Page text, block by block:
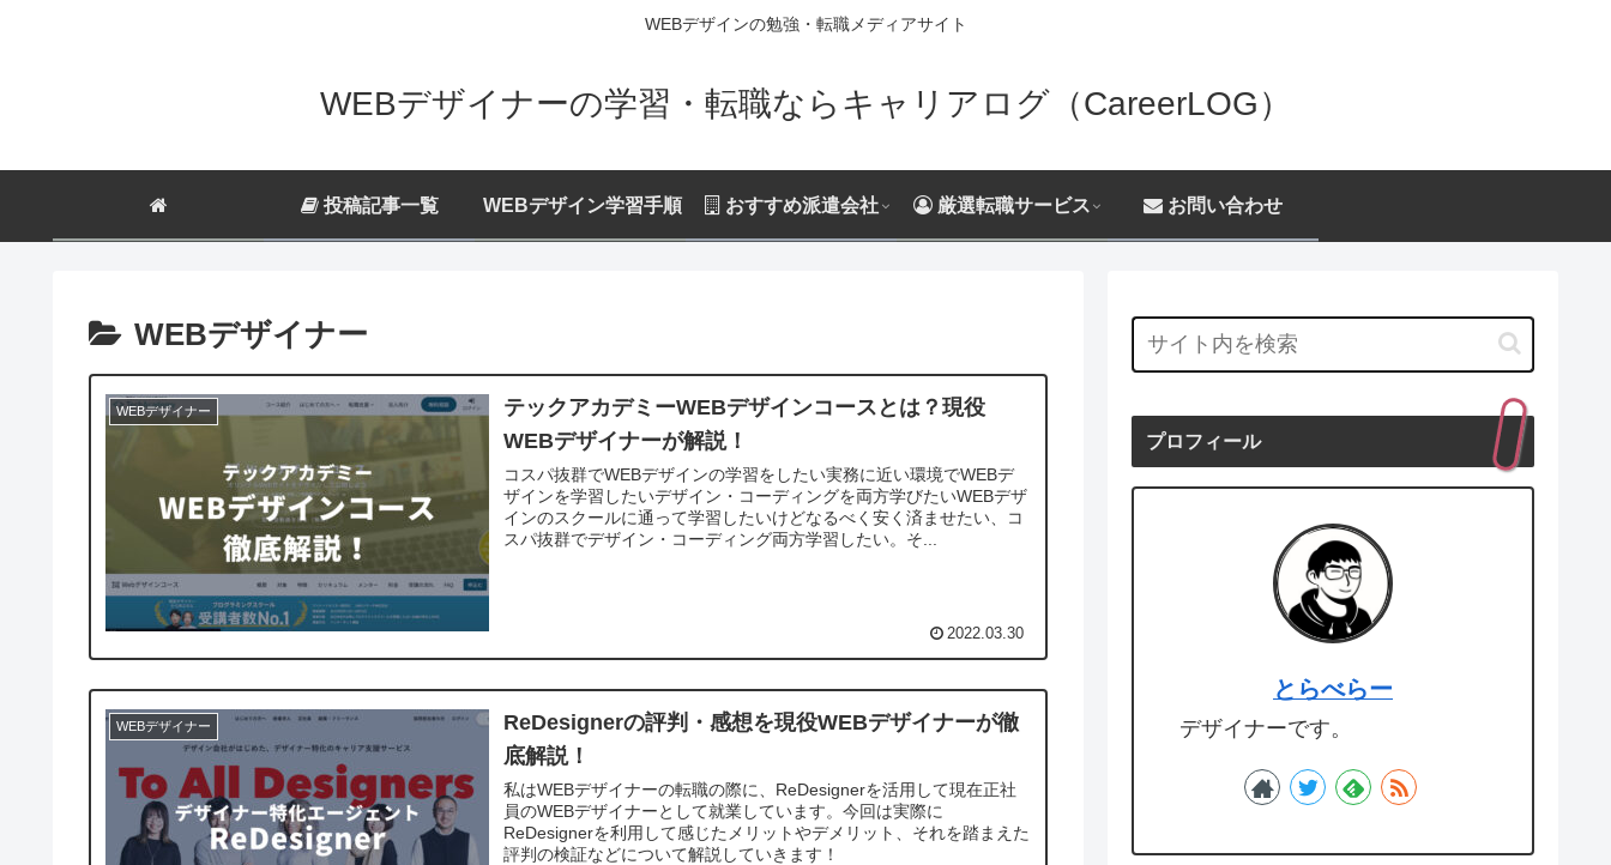
WEBデザインの勉強・転職メディアサイト
WEBデザイナーの学習・転職ならキャリアログ（CareerLOG）
投稿記事一覧 WEBデザイン学習手順 おすすめ派遣会社 厳選転職サービス お問い合わせ
WEBデザイナー
WEBデザイナー
テックアカデミーWEBデザインコースとは？現役
WEBデザイナーが解説！
コスパ抜群でWEBデザインの学習をしたい実務に近い環境でWEBデ
ザインを学習したいデザイン・コーディングを両方学びたいWEBデザ
インのスクールに通って学習したいけどなるべく安く済ませたい、コ
スパ抜群でデザイン・コーディング両方学習したい。そ...
2022.03.30
WEBデザイナー
ReDesignerの評判・感想を現役WEBデザイナーが徹
底解説！
私はWEBデザイナーの転職の際に、ReDesignerを活用して現在正社
員のWEBデザイナーとして就業しています。今回は実際に
ReDesignerを利用して感じたメリットやデメリット、それを踏まえた
評判の検証などについて解説していきます！
プロフィール
とらべらー
デザイナーです。